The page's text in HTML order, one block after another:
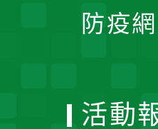
防疫
活動